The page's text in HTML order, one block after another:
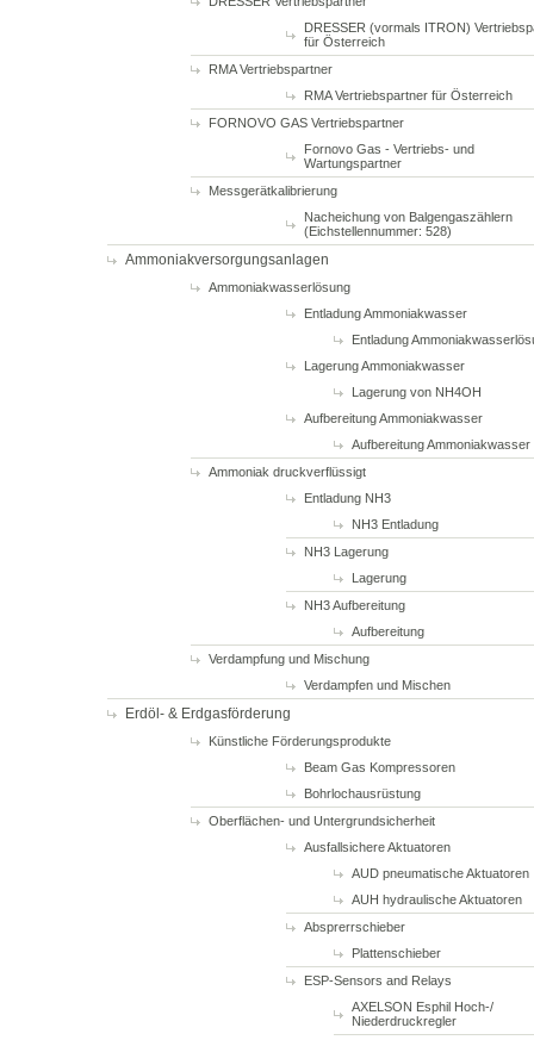
DRESSER (vormals ITRON)
für Österreich
RMA Vertriebspartner
RMA Vertriebspartner für Österreich
FORNOVO GAS Vertriebspartner
Fornovo Gas - Vertriebs- und
Wartungspartner
Messgerätkalibrierung
Nacheichung von Balgengaszählern
(Eichstellennummer: 528)
Ammoniakversorgungsanlagen
Ammoniakwasserlösung
Entladung Ammoniakwasser
Entladung
Lagerung Ammoniakwasser
Lagerung von NH4OH
Aufbereitung Ammoniakwasser
Aufbereitung Ammoniakwasser
Ammoniak druckverflüssigt
Entladung NH3
NH3 Entladung
NH3 Lagerung
Lagerung
NH3 Aufbereitung
Aufbereitung
Verdampfung und Mischung
Verdampfen und Mischen
Erdöl- & Erdgasförderung
Künstliche Förderungsprodukte
Beam Gas Kompressoren
Bohrlochausrüstung
Oberflächen- und Untergrundsicherheit
Ausfallsichere Aktuatoren
AUD pneumatische Aktuatoren
AUH hydraulische Aktuatoren
Absprerrschieber
Plattenschieber
ESP-Sensors and Relays
AXELSON Esphil Hoch-/
Niederdruckregler